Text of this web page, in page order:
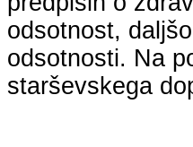
odsotnost,
odsotnosti. Na
starševskega